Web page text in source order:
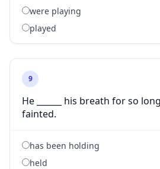
were playing
played
9
He ______ his breath for so
fainted.
has been holding
held